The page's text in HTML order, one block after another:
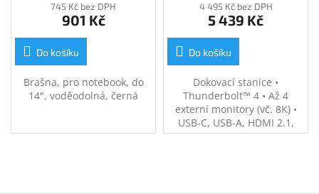
745 Kč bez DPH
901 Kč
Do košíku
Brašna, pro notebook, do
14", voděodolná, černá
4 495 Kč bez DPH
5 439 Kč
Do košíku
Dokovací stanice •
Thunderbolt™ 4 • Až 4
externí monitory (vč. 8K) •
USB-C, USB-A, HDMI 2.1,
DisplayPort 1.4, 2.5 GbE LAN